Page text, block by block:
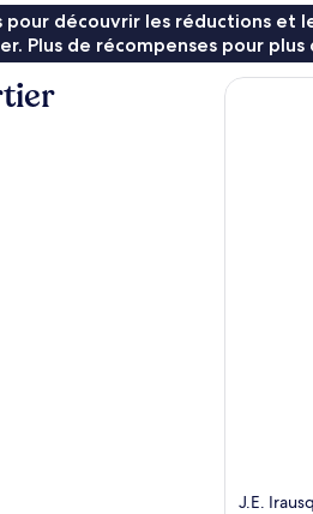
pour découvrir les réductions et
Plus de récompenses pour plus
J.E.